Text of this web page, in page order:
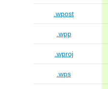
.wpost
.wpp
.wproj
.wps